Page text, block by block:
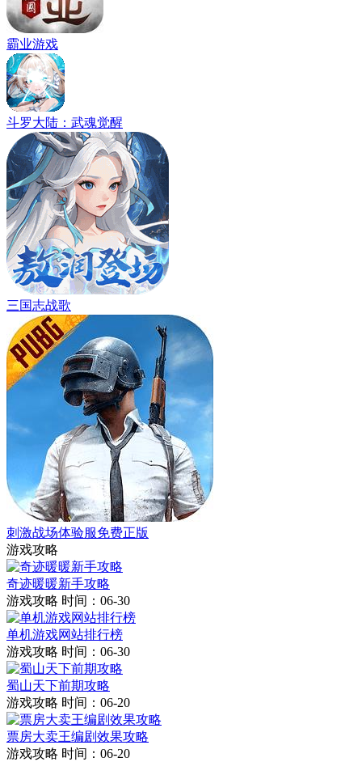
霸业游戏
斗罗大陆：武魂觉醒
三国志战歌
刺激战场体验服免费正版
游戏攻略
奇迹暖暖新手攻略
游戏攻略 时间：06-30
单机游戏网站排行榜
游戏攻略 时间：06-30
蜀山天下前期攻略
游戏攻略 时间：06-20
票房大卖王编剧效果攻略
游戏攻略 时间：06-20